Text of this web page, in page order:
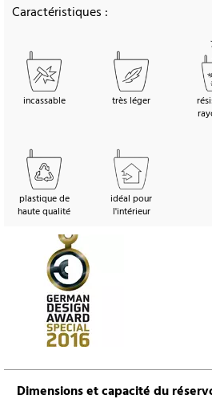
Caractéristiques :
incassable très léger
plastique de
haute qualité
idéal pour
l'intérieur
Dimensions et capacité du